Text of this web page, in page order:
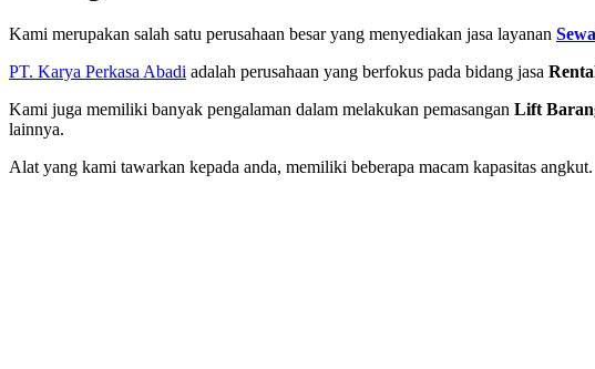
Kami merupakan salah satu perusahaan besar yang menyediakan jasa layanan
PT. Karya Perkasa Abadi adalah perusahaan yang berfokus pada bidang jasa
Kami juga memiliki banyak pengalaman dalam melakukan pemasangan Lift
lainnya.
Alat yang kami tawarkan kepada anda, memiliki beberapa macam kapasitas angkut.